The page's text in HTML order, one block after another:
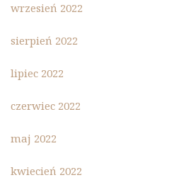
wrzesień 2022
sierpień 2022
lipiec 2022
czerwiec 2022
maj 2022
kwiecień 2022